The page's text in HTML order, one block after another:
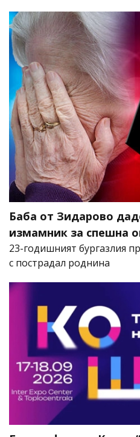
Баба от Зидарово
измамник за спешна
23-годишният бургазлия
с пострадал роднина